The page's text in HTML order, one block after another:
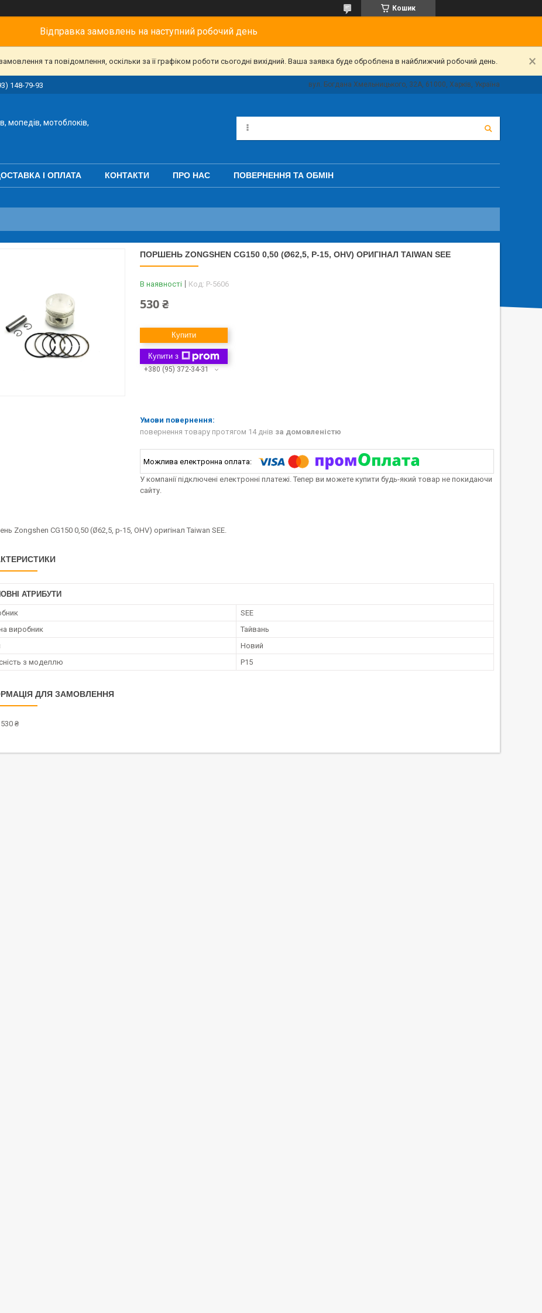
Кошик
Відправка замовлень на наступний робочий день
та повідомлення, оскільки за її графіком роботи сьогодні вихідний. Ваша заявка буде оброблена в найближчий робочий день.
148-79-93 вул. Богдана Хмельницького, 32А, 61000, Харків, Україна
мопедів, мотоблоків,
І ОПЛАТА КОНТАКТИ ПРО НАС ПОВЕРНЕННЯ ТА ОБМІН
ПОРШЕНЬ ZONGSHEN CG150 0,50 (Ø62,5, P-15, OHV) ОРИГІНАЛ TAIWAN SEE
В наявності Код: P-5606
530 ₴
Купити
Купити з
+380 (95) 372-34-31
повернення товару протягом 14 днів за домовленістю
У компанії підключені електронні платежі. Тепер ви можете купити будь-який товар не покидаючи
сайту.
Zongshen CG150 0,50 (Ø62,5, p-15, OHV) оригінал Taiwan SEE.
АТРИБУТИ
SEE
виробник
Тайвань
Новий
з моделлю
P15
ДЛЯ ЗАМОВЛЕННЯ
530 ₴